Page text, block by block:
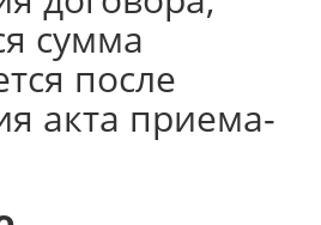
сумма
после
акта приема-